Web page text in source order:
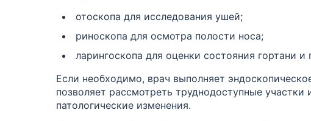
отоскопа для исследования ушей;
риноскопа для осмотра полости носа;
ларингоскопа для оценки состояния гортани и
Если необходимо, врач выполняет
позволяет рассмотреть труднодоступные
патологические изменения.